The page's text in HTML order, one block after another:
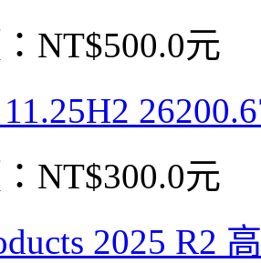
NT$500.0元
NT$300.0元
2025 R2